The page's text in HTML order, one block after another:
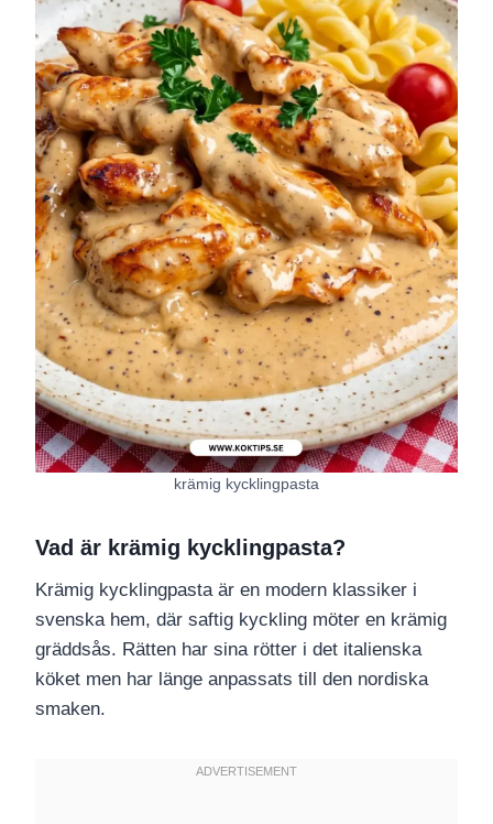
krämig kycklingpasta
Vad är krämig kycklingpasta?
Krämig kycklingpasta är en modern klassiker i
svenska hem, där saftig kyckling möter en krämig
gräddsås. Rätten har sina rötter i det italienska
köket men har länge anpassats till den nordiska
smaken.